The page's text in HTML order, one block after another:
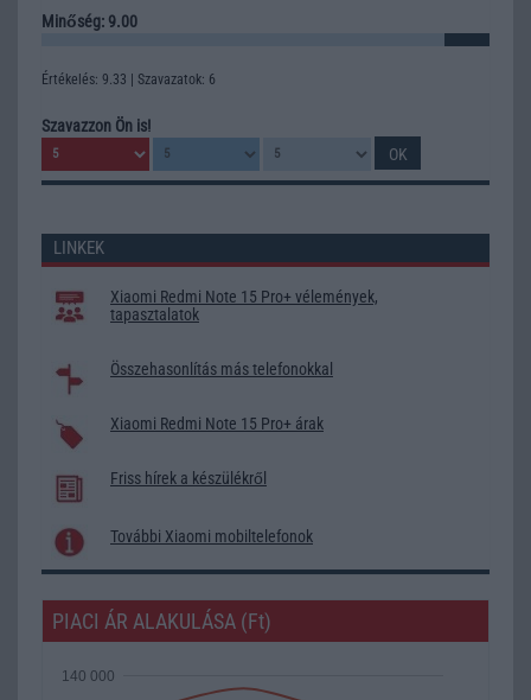
Minőség: 9.00
Értékelés: 9.33 | Szavazatok: 6
Szavazzon Ön is!
LINKEK
Xiaomi Redmi Note 15 Pro+ vélemények,
tapasztalatok
Összehasonlítás más telefonokkal
Xiaomi Redmi Note 15 Pro+ árak
Friss hírek a készülékről
További Xiaomi mobiltelefonok
PIACI ÁR ALAKULÁSA (Ft)
140 000